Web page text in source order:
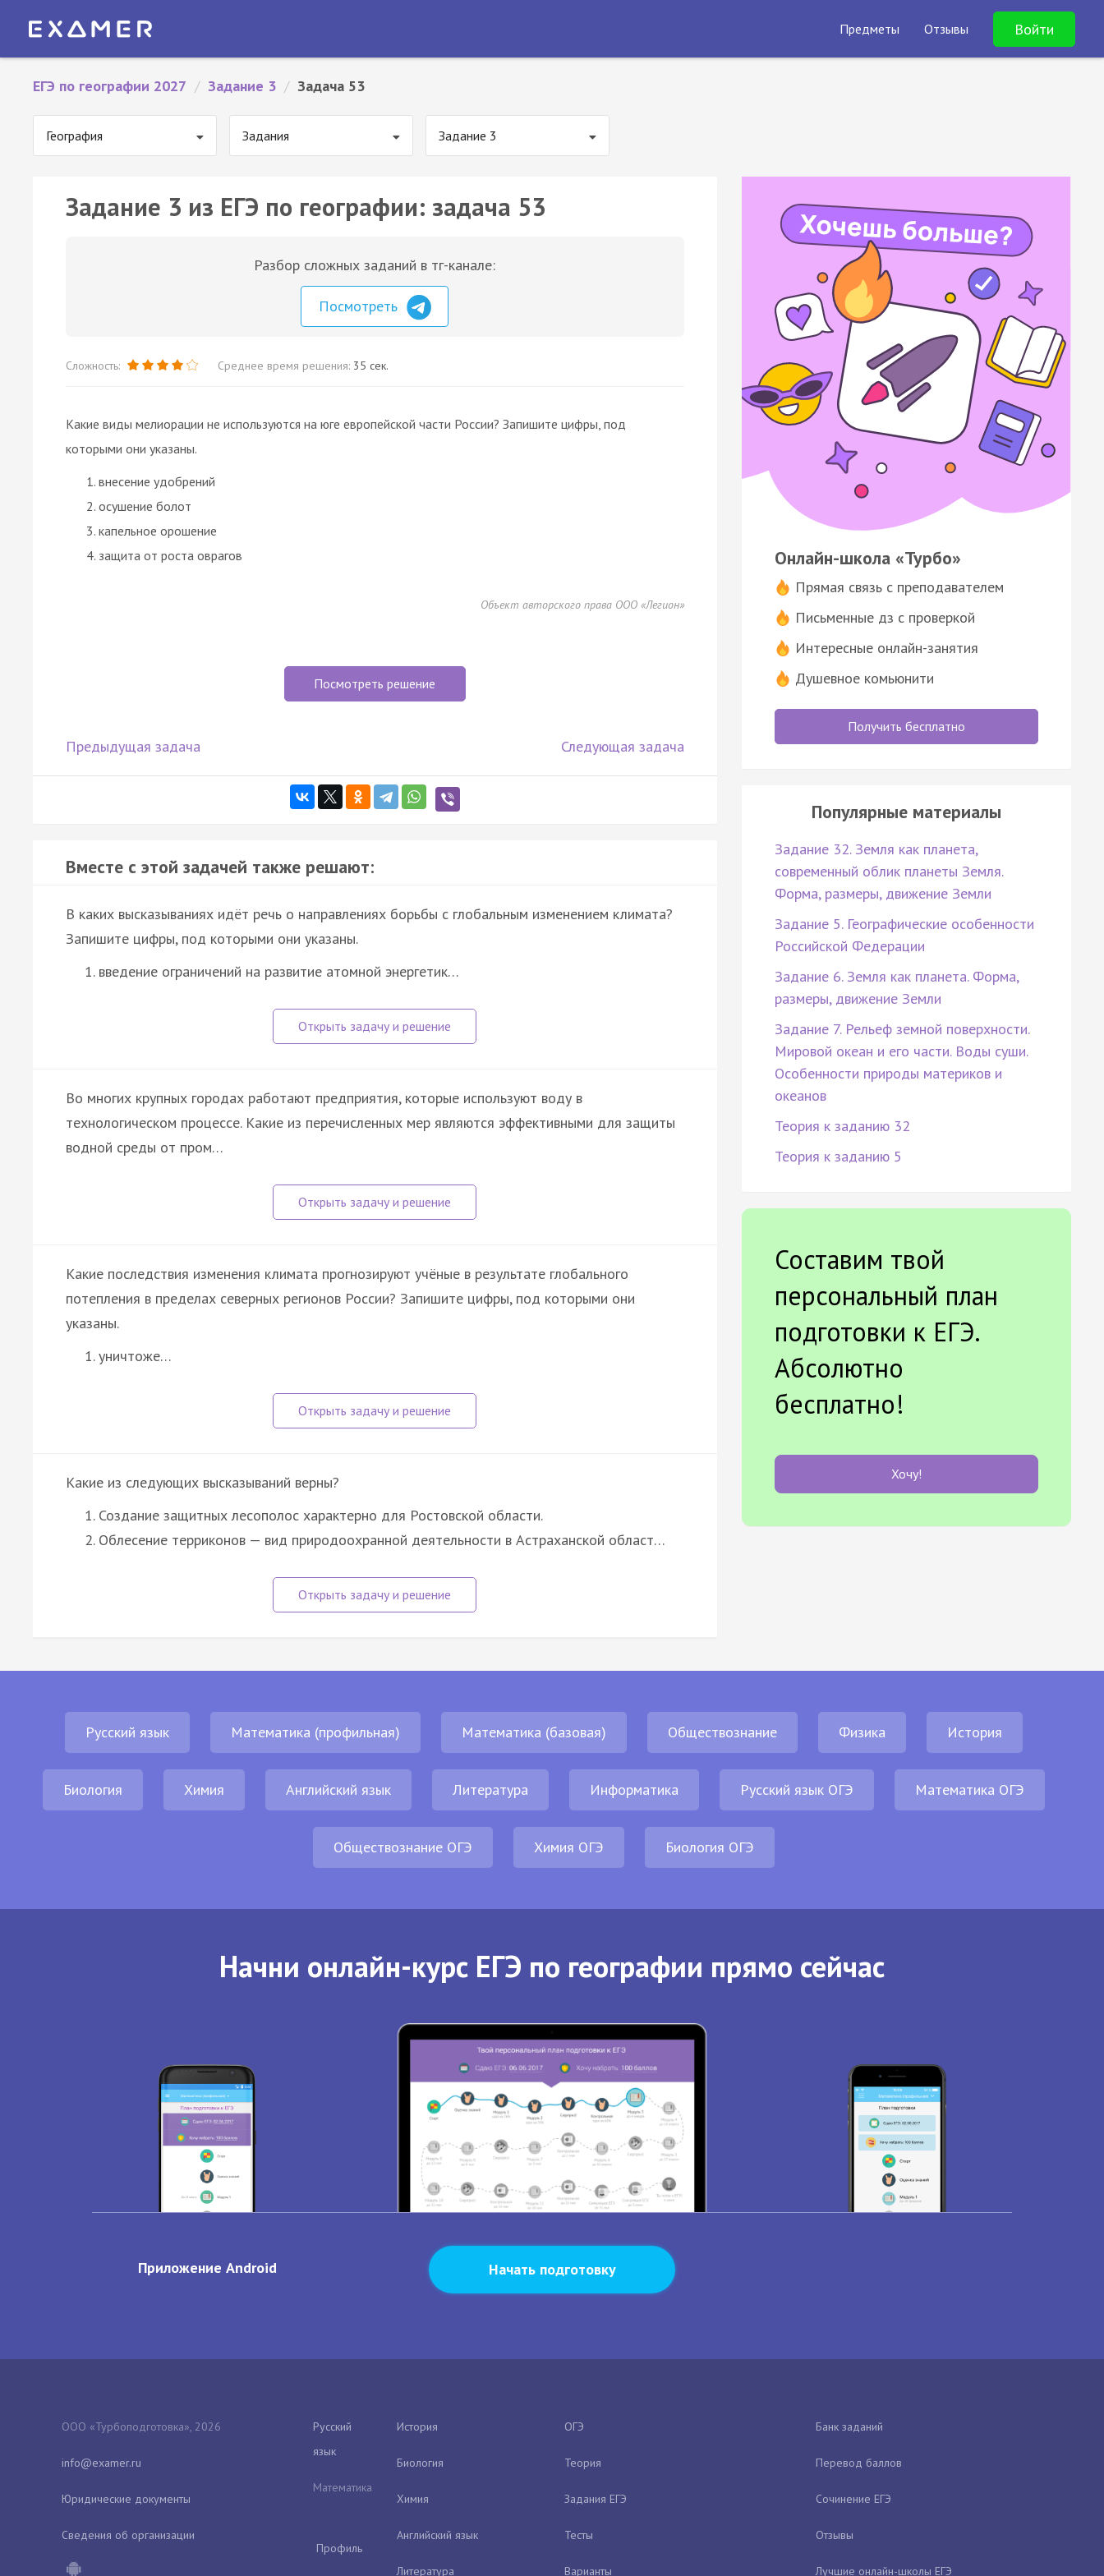
Предметы Отзывы Войти
ЕГЭ по географии 2027 / Задание 3 / Задача 53
География Задания Задание 3
Задание 3 из ЕГЭ по географии: задача 53
Разбор сложных заданий в тг-канале:
Посмотреть
Сложность: Среднее время решения: 35 сек.
Какие виды мелиорации не используются на юге европейской части России? Запишите цифры, под
которыми они указаны.
внесение удобрений
осушение болот
капельное орошение
защита от роста оврагов
Объект авторского права ООО «Легион»
Посмотреть решение
Предыдущая задача Следующая задача
Вместе с этой задачей также решают:
В каких высказываниях идёт речь о направлениях борьбы с глобальным изменением климата?
Запишите цифры, под которыми они указаны.
введение ограничений на развитие атомной энергетик…
Во многих крупных городах работают предприятия, которые используют воду в
технологическом процессе. Какие из перечисленных мер являются эффективными для защиты
водной среды от пром…
Какие последствия изменения климата прогнозируют учёные в результате глобального
потепления в пределах северных регионов России? Запишите цифры, под которыми они
указаны.
уничтоже…
Какие из следующих высказываний верны?
Создание защитных лесополос характерно для Ростовской области.
Облесение терриконов — вид природоохранной деятельности в Астраханской област…
Онлайн-школа «Турбо»
Прямая связь с преподавателем
Письменные дз с проверкой
Интересные онлайн-занятия
Душевное комьюнити
Получить бесплатно
Популярные материалы
Задание 32. Земля как планета,
современный облик планеты Земля.
Форма, размеры, движение Земли
Задание 5. Географические особенности
Российской Федерации
Задание 6. Земля как планета. Форма,
размеры, движение Земли
Задание 7. Рельеф земной поверхности.
Мировой океан и его части. Воды суши.
Особенности природы материков и
океанов
Теория к заданию 32
Теория к заданию 5
Составим твой
персональный план
подготовки к ЕГЭ.
Абсолютно
бесплатно!
Хочу!
Русский язык Математика (профильная) Математика (базовая) Обществознание Физика История
Биология Химия Английский язык Литература Информатика Русский язык ОГЭ Математика ОГЭ
Обществознание ОГЭ Химия ОГЭ Биология ОГЭ
Начни онлайн-курс ЕГЭ по географии прямо сейчас
Приложение Android Начать подготовку
ООО «Турбоподготовка», 2026
Юридические документы
Сведения об организации
Русский
язык
Математика
Профиль
История
Биология
Химия
Английский язык
Литература
ОГЭ
Теория
Задания ЕГЭ
Тесты
Варианты
Банк заданий
Перевод баллов
Сочинение ЕГЭ
Отзывы
Лучшие онлайн-школы ЕГЭ